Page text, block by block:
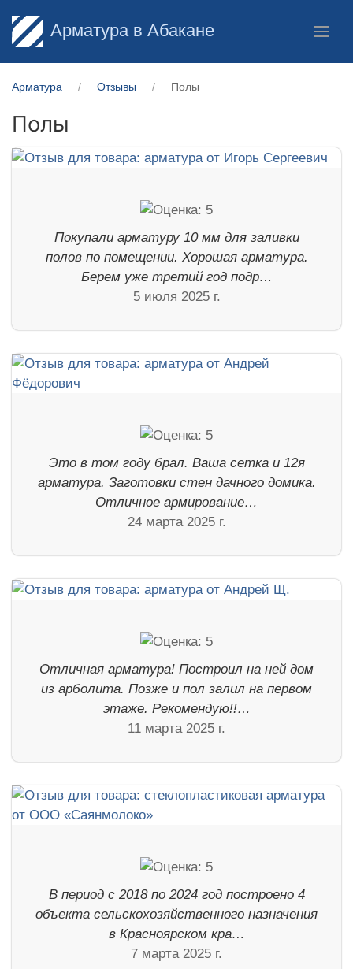
Арматура в Абакане
Арматура Отзывы Полы
Полы
Покупали арматуру 10 мм для заливки
полов по помещении. Хорошая арматура.
Берем уже третий год подр…
5 июля 2025 г.
Это в том году брал. Ваша сетка и 12я
арматура. Заготовки стен дачного домика.
Отличное армирование…
24 марта 2025 г.
Отличная арматура! Построил на ней дом
из арболита. Позже и пол залил на первом
этаже. Рекомендую!!…
11 марта 2025 г.
В период с 2018 по 2024 год построено 4
объекта сельскохозяйственного назначения
в Красноярском кра…
7 марта 2025 г.